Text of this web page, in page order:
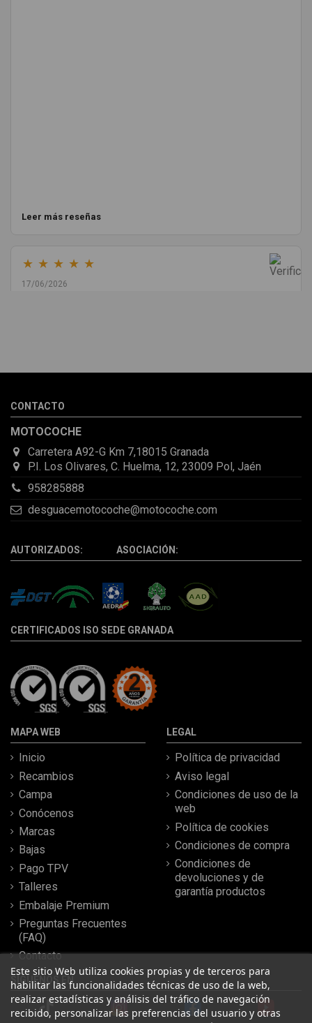
Leer más reseñas
★ ★ ★ ★ ★
17/06/2026
la pieza llegó correcta y bien embalada, además de llegarme 2
CONTACTO
MOTOCOCHE
Carretera A92-G Km 7,18015 Granada
P.I. Los Olivares, C. Huelma, 12, 23009 Pol, Jaén
958285888
desguacemotocoche@motocoche.com
AUTORIZADOS: ASOCIACIÓN:
CERTIFICADOS ISO SEDE GRANADA
MAPA WEB
Inicio
Recambios
Campa
Conócenos
Marcas
Bajas
Pago TPV
Talleres
Embalaje Premium
Preguntas Frecuentes
(FAQ)
Contacto
LEGAL
Política de privacidad
Aviso legal
Condiciones de uso de la
web
Política de cookies
Condiciones de compra
Condiciones de
devoluciones y de
garantía productos
Este sitio Web utiliza cookies propias y de terceros para
habilitar las funcionalidades técnicas de uso de la web,
realizar estadísticas y análisis del tráfico de navegación
recibido, personalizar las preferencias del usuario y otras
SÍGUENOS EN